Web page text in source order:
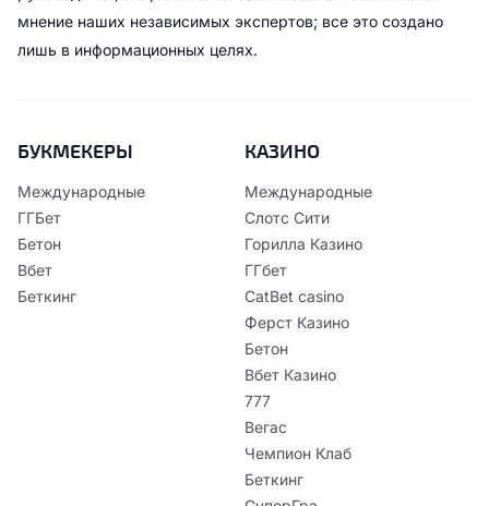
мнение наших независимых экспертов; все это создано
лишь в информационных целях.
БУКМЕКЕРЫ
Международные
ГГБет
Бетон
Вбет
Беткинг
КАЗИНО
Международные
Слотс Сити
Горилла Казино
ГГбет
CatBet casino
Ферст Казино
Бетон
Вбет Казино
777
Вегас
Чемпион Клаб
Беткинг